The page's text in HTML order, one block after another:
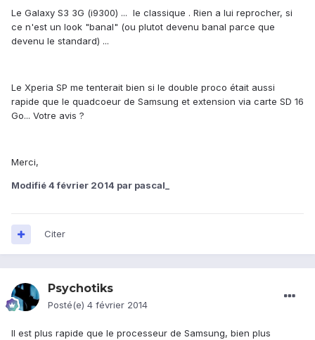
Le Galaxy S3 3G (i9300) ... le classique . Rien a lui reprocher, si
ce n'est un look "banal" (ou plutot devenu banal parce que
devenu le standard) ...
Le Xperia SP me tenterait bien si le double proco était aussi
rapide que le quadcoeur de Samsung et extension via carte SD 16
Go... Votre avis ?
Merci,
Modifié4 février 2014 par pascal_
Citer
Psychotiks
Posté(e) 4 février 2014
Il est plus rapide que le processeur de Samsung, bien plus